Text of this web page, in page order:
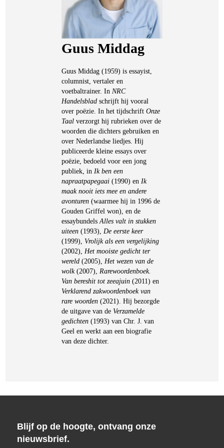
Guus Middag
Guus Middag (1959) is essayist,
columnist, vertaler en
voetbaltrainer. In NRC
Handelsbladschrijft hij vooral
over poëzie. In het tijdschriftOnze
Taal verzorgt hij rubrieken over de
woorden die dichters gebruiken en
over Nederlandse liedjes. Hij
publiceerde kleine essays over
poëzie, bedoeld voor een jong
publiek, in Ik ben een
napraatpapegaai(1990) en Ik
maak nooit iets mee en andere
avonturen (waarmee hij in 1996 de
Gouden Griffel won), en de
essaybundels Alles valt in stukken
uiteen(1993),De eerste keer
(1999), Vrolijk als een vergelijking
(2002), Het mooiste gedicht ter
wereld (2005),Het wezen van de
wolk(2007),Rarewoordenboek.
Van bereshit tot zeeajuin (2011) en
Verklarend zakwoordenboek van
rare woorden (2021). Hij bezorgde
de uitgave van de Verzamelde
gedichten (1993) van Chr. J. van
Geel en werkt aan een biografie
van deze dichter.
Blijf op de hoogte, ontvang onze
nieuwsbrief.